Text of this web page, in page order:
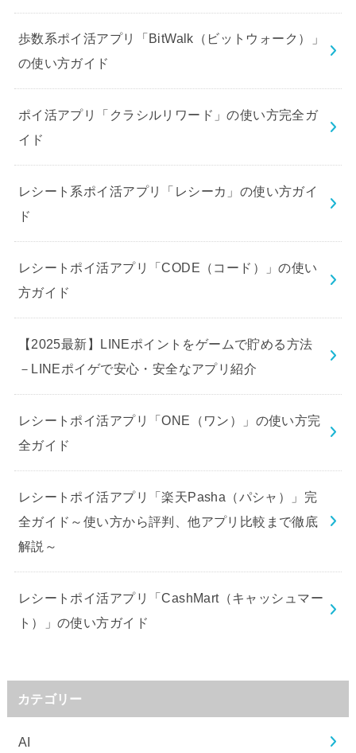
歩数系ポイ活アプリ「BitWalk（ビットウォーク）」
の使い方ガイド
ポイ活アプリ「クラシルリワード」の使い方完全ガ
イド
レシート系ポイ活アプリ「レシーカ」の使い方ガイ
ド
レシートポイ活アプリ「CODE（コード）」の使い
方ガイド
【2025最新】LINEポイントをゲームで貯める方法
－LINEポイゲで安心・安全なアプリ紹介
レシートポイ活アプリ「ONE（ワン）」の使い方完
全ガイド
レシートポイ活アプリ「楽天Pasha（パシャ）」完
全ガイド～使い方から評判、他アプリ比較まで徹底
解説～
レシートポイ活アプリ「CashMart（キャッシュマー
ト）」の使い方ガイド
カテゴリー
AI